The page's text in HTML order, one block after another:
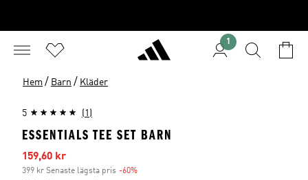
1
Hem / Barn / Kläder
5 (1)
ESSENTIALS TEE SET BARN
Reapris
159,60 kr
399 kr Senaste lägsta pris -60%